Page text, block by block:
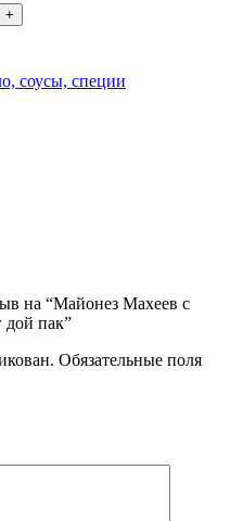
соусы, специи
на “Майонез Махеев с
дой пак”
Обязательные поля